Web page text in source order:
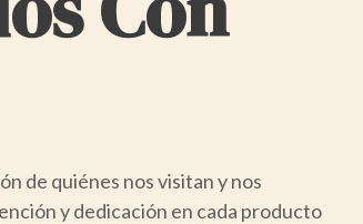
de quiénes nos visitan y nos
y dedicación en cada producto